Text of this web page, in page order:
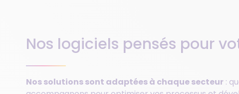
Nos logiciels pensés pour
Nos solutions sont adaptées à chaque secteur :